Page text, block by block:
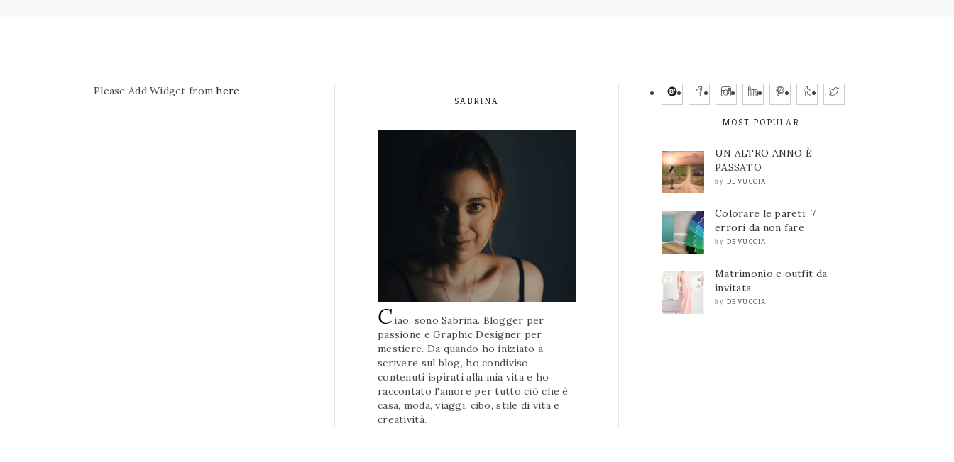
Please Add Widget fromhere
SABRINA
Ciao, sono Sabrina. Blogger per
passione e Graphic Designer per
mestiere. Da quando ho iniziato a
scrivere sul blog, ho condiviso
contenuti ispirati alla mia vita e ho
raccontato l'amore per tutto ciò che è
casa, moda, viaggi, cibo, stile di vita e
creatività.
MOST POPULAR
UN ALTRO ANNO È
PASSATO
by DEVUCCIA
Colorare le pareti: 7
errori da non fare
by DEVUCCIA
Matrimonio e outfit da
invitata
by DEVUCCIA